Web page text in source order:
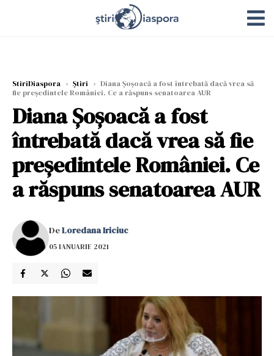
StiriDiaspora › Știri › Diana Șoșoacă a fost întrebată dacă vrea să
fie președintele României. Ce a răspuns senatoarea AUR
Diana Șoșoacă a fost
întrebată dacă vrea să fie
președintele României. Ce
a răspuns senatoarea AUR
DeLoredana Iriciuc
05 IANUARIE 2021